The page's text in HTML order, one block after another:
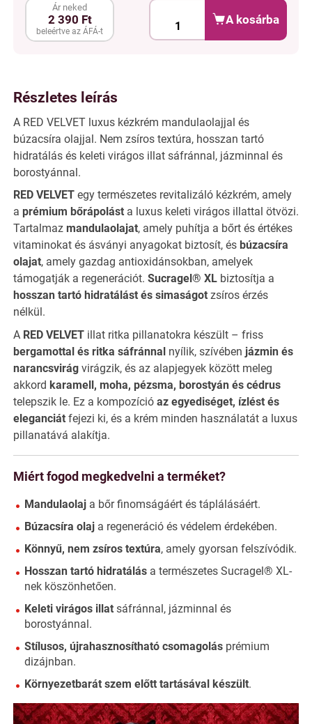
Ár neked
2 390 Ft
beleértve az ÁFÁ-t
A kosárba
Részletes leírás
A RED VELVET luxus kézkrém mandulaolajjal és
búzacsíra olajjal. Nem zsíros textúra, hosszan tartó
hidratálás és keleti virágos illat sáfránnal, jázminnal és
borostyánnal.
RED VELVET egy természetes revitalizáló kézkrém, amely
a prémium bőrápolást a luxus keleti virágos illattal ötvözi.
Tartalmaz mandulaolajat, amely puhítja a bőrt és értékes
vitaminokat és ásványi anyagokat biztosít, és búzacsíra
olajat, amely gazdag antioxidánsokban, amelyek
támogatják a regenerációt. Sucragel® XL biztosítja a
hosszan tartó hidratálást és simaságot zsíros érzés
nélkül.
A RED VELVET illat ritka pillanatokra készült – friss
bergamottal és ritka sáfránnal nyílik, szívében jázmin és
narancsvirág virágzik, és az alapjegyek között meleg
akkord karamell, moha, pézsma, borostyán és cédrus
telepszik le. Ez a kompozíció az egyediséget, ízlést és
eleganciát fejezi ki, és a krém minden használatát a luxus
pillanatává alakítja.
Miért fogod megkedvelni a terméket?
Mandulaolaj a bőr finomságáért és táplálásáért.
Búzacsíra olaj a regeneráció és védelem érdekében.
Könnyű, nem zsíros textúra, amely gyorsan felszívódik.
Hosszan tartó hidratálás a természetes Sucragel® XL-
nek köszönhetően.
Keleti virágos illat sáfránnal, jázminnal és
borostyánnal.
Stílusos, újrahasznosítható csomagolás prémium
dizájnban.
Környezetbarát szem előtt tartásával készült.